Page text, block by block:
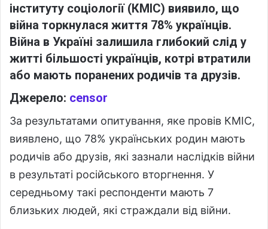
інституту соціології (КМІС) виявило, що
війна торкнулася життя 78% українців.
Війна в Україні залишила глибокий слід у
житті більшості українців, котрі втратили
або мають поранених родичів та друзів.
Джерело: censor
За результатами опитування, яке провів КМІС,
виявлено, що 78% українських родин мають
родичів або друзів, які зазнали наслідків війни
в результаті російського вторгнення. У
середньому такі респонденти мають 7
близьких людей, які страждали від війни.